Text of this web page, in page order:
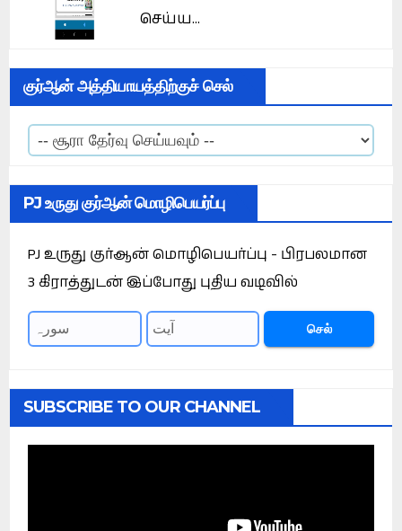
செய்ய...
குர்ஆன் அத்தியாயத்திற்குச் செல்
PJ உருது குர்ஆன் மொழிபெயர்ப்பு
PJ உருது குர்ஆன் மொழிபெயர்ப்பு - பிரபலமான
3 கிராத்துடன் இப்போது புதிய வடிவில்
செல்
SUBSCRIBE TO OUR CHANNEL